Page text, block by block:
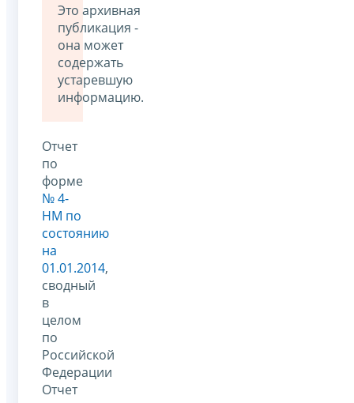
Это архивная
публикация -
она может
содержать
устаревшую
информацию.
Отчет
по
форме
№ 4-
НМ по
состоянию
на
01.01.2014,
сводный
в
целом
по
Российской
Федерации
Отчет